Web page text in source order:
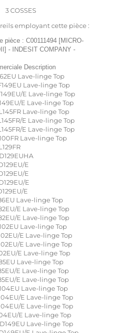
3 COSSES
employant cette pièce :
pièce : C00111494 [MICRO-
- INDESIT COMPANY -
Description
Lave-linge Top
Lave-linge Top
E Lave-linge Top
E Lave-linge Top
Lave-linge Top
E Lave-linge Top
E Lave-linge Top
Lave-linge Top
E
E
E
E
Lave-linge Top
E Lave-linge Top
E Lave-linge Top
Lave-linge Top
E Lave-linge Top
E Lave-linge Top
E Lave-linge Top
Lave-linge Top
E Lave-linge Top
E Lave-linge Top
Lave-linge Top
E Lave-linge Top
E Lave-linge Top
E Lave-linge Top
Lave-linge Top